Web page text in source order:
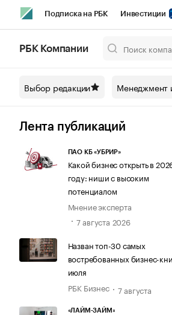
Подписка на РБК Инвестиции
Спецпроекты СПб
Технологии и медиа
РБК Компании
Выбор редакции Менеджмент
Лента публикаций
ПАО КБ «УБРИР»
Какой бизнес открыть в
году: ниши с высоким
потенциалом
Мнение эксперта
7 августа 2026
Назван топ-30 самых
востребованных бизнес-
июля
РБК Бизнес
7 августа
«ЛАЙМ-ЗАЙМ»